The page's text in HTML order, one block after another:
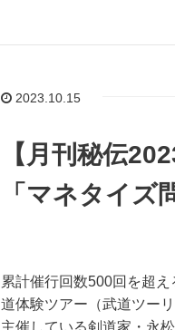
2023.10.15
【月刊秘伝
「マネタイズ
累計催行回数500回を超
道体験ツアー（武道ツー